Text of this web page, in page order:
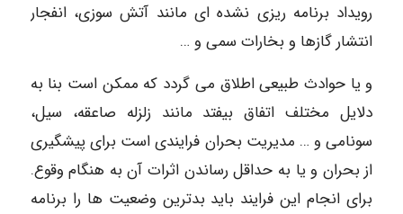
رویداد برنامه ریزی نشده ای مانند آتش سوزی، انفجار
انتشار گازها و بخارات سمی و …
و یا حوادث طبیعی اطلاق می گردد که ممکن است بنا به
دلایل مختلف اتفاق بیفتد مانند زلزله صاعقه، سیل،
سونامی و … مدیریت بحران فرایندی است برای پیشگیری
از بحران و یا به حداقل رساندن اثرات آن به هنگام وقوع.
برای انجام این فرایند باید بدترین وضعیت ها را برنامه